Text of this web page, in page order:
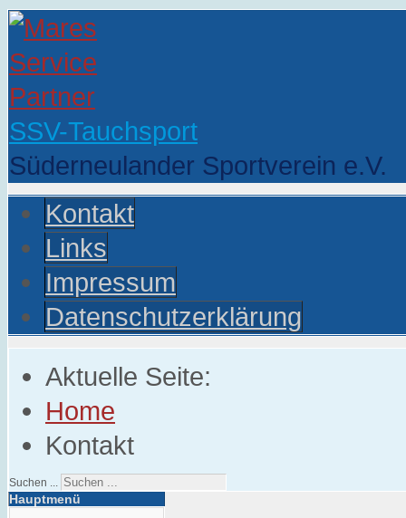
SSV-Tauchsport
Süderneulander Sportverein e.V.
Kontakt
Links
Impressum
Datenschutzerklärung
Aktuelle Seite:
Home
Kontakt
Suchen ...
Hauptmenü